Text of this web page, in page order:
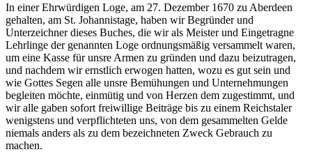
In einer Ehrwürdigen Loge, am 27. Dezember 1670 zu Aberdeen
gehalten, am St. Johannistage, haben wir Begründer und
Unterzeichner dieses Buches, die wir als Meister und Eingetragne
Lehrlinge der genannten Loge ordnungsmäßig versammelt waren,
um eine Kasse für unsre Armen zu gründen und dazu beizutragen,
und nachdem wir ernstlich erwogen hatten, wozu es gut sein und
wie Gottes Segen alle unsre Bemühungen und Unternehmungen
begleiten möchte, einmütig und von Herzen dem zugestimmt, und
wir alle gaben sofort freiwillige Beiträge bis zu einem Reichstaler
wenigstens und verpflichteten uns, von dem gesammelten Gelde
niemals anders als zu dem bezeichneten Zweck Gebrauch zu
machen.